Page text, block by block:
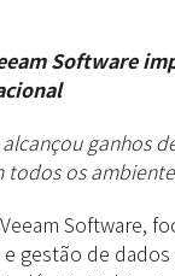
Software
ganhos
todos os
Software,
gestão de dados